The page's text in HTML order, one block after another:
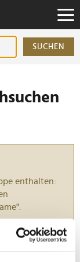
SUCHEN
enthalten: